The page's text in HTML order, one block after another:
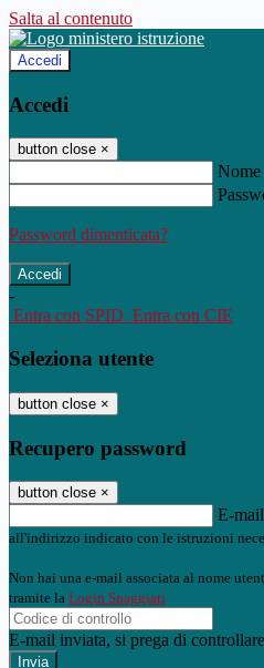
Salta al contenuto
Accedi
Accedi
button close ×
Nome
Password dimenticata?
-
Entra con SPID Entra con CIE
Seleziona utente
button close ×
Recupero password
button close ×
E-mail
all'indirizzo indicato con le istruzioni
Non hai una e-mail associata al nome
tramite la Login Spaggiari
E-mail inviata, si prega di